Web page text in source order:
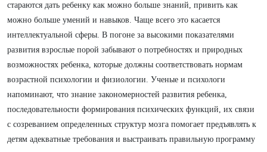
стараются дать ребенку как можно больше знаний, привить как
можно больше умений и навыков. Чаще всего это касается
интеллектуальной сферы. В погоне за высокими показателями
развития взрослые порой забывают о потребностях и природных
возможностях ребенка, которые должны соответствовать нормам
возрастной психологии и физиологии. Ученые и психологи
напоминают, что знание закономерностей развития ребенка,
последовательности формирования психических функций, их связи
с созреванием определенных структур мозга помогает предъявлять к
детям адекватные требования и выстраивать правильную программу